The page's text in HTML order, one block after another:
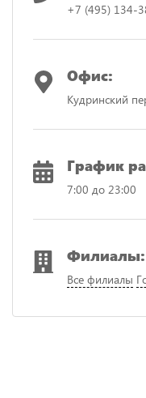
+7 (495) 134-
Офис:
Кудринский
График
7:00 до 23:00
Филиалы:
Все филиалы